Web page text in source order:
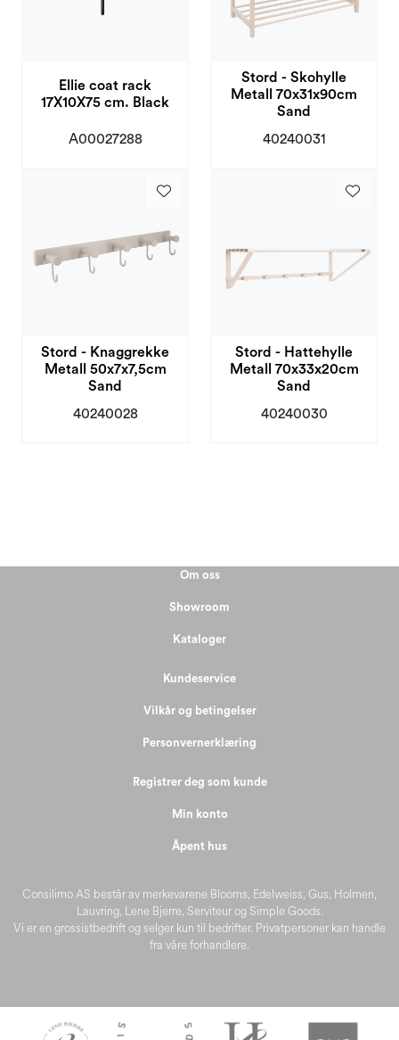
Ellie coat rack
17X10X75 cm. Black
A00027288
Stord - Skohylle
Metall 70x31x90cm
Sand
40240031
Stord - Knaggrekke
Metall 50x7x7,5cm
Sand
40240028
Stord - Hattehylle
Metall 70x33x20cm
Sand
40240030
Consilimo AS består av merkevarene Blooms, Edelweiss, Gus, Holmen,
Lauvring, Lene Bjerre, Serviteur og Simple Goods.
Vi er en grossistbedrift og selger kun til bedrifter. Privatpersoner kan handle
fra våre forhandlere.
Om oss
Showroom
Kataloger
Kundeservice
Vilkår og betingelser
Personvernerklæring
Registrer deg som kunde
Min konto
Åpent hus